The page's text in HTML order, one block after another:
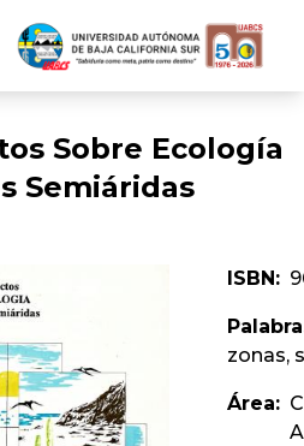
Sobre Ecologí­a
Semiáridas
ISBN:
zonas,
Área: